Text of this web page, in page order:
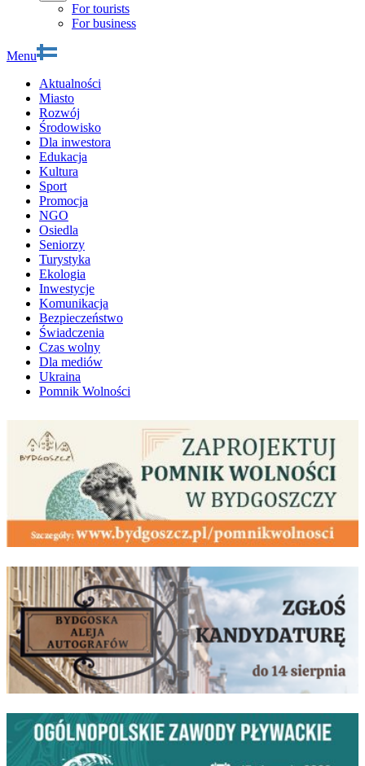
For tourists
For business
Menu
Aktualności
Miasto
Rozwój
Środowisko
Dla inwestora
Edukacja
Kultura
Sport
Promocja
NGO
Osiedla
Seniorzy
Turystyka
Ekologia
Inwestycje
Komunikacja
Bezpieczeństwo
Świadczenia
Czas wolny
Dla mediów
Ukraina
Pomnik Wolności